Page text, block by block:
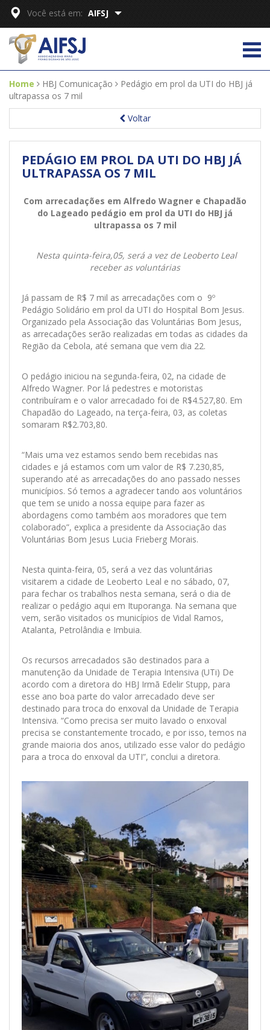
Você está em: AIFSJ
Home HBJ Comunicação
Pedágio em prol da UTI do HBJ já
ultrapassa os 7 mil
Voltar
PEDÁGIO EM PROL DA UTI DO HBJ JÁ
ULTRAPASSA OS 7 MIL
Com arrecadações em Alfredo Wagner e Chapadão
do Lageado pedágio em prol da UTI do HBJ já
ultrapassa os 7 mil
Nesta quinta-feira,05, será a vez de Leoberto Leal
receber as voluntárias
Já passam de R$ 7 mil as arrecadações com o 9º
Pedágio Solidário em prol da UTI do Hospital Bom Jesus.
Organizado pela Associação das Voluntárias Bom Jesus,
as arrecadações serão realizadas em todas as cidades da
Região da Cebola, até semana que vem dia 22.
O pedágio iniciou na segunda-feira, 02, na cidade de
Alfredo Wagner. Por lá pedestres e motoristas
contribuíram e o valor arrecadado foi de R$4.527,80. Em
Chapadão do Lageado, na terça-feira, 03, as coletas
somaram R$2.703,80.
“Mais uma vez estamos sendo bem recebidas nas
cidades e já estamos com um valor de R$ 7.230,85,
superando até as arrecadações do ano passado nesses
municípios. Só temos a agradecer tando aos voluntários
que tem se unido a nossa equipe para fazer as
abordagens como também aos moradores que tem
colaborado”, explica a presidente da Associação das
Voluntárias Bom Jesus Lucia Frieberg Morais.
Nesta quinta-feira, 05, será a vez das voluntárias
visitarem a cidade de Leoberto Leal e no sábado, 07,
para fechar os trabalhos nesta semana, será o dia de
realizar o pedágio aqui em Ituporanga. Na semana que
vem, serão visitados os municípios de Vidal Ramos,
Atalanta, Petrolândia e Imbuia.
Os recursos arrecadados são destinados para a
manutenção da Unidade de Terapia Intensiva (UTi) De
acordo com a diretora do HBJ Irmã Edelir Stupp, para
esse ano boa parte do valor arrecadado deve ser
destinado para troca do enxoval da Unidade de Terapia
Intensiva. “Como precisa ser muito lavado o enxoval
precisa se constantemente trocado, e por isso, temos na
grande maioria dos anos, utilizado esse valor do pedágio
para a troca do enxoval da UTI”, conclui a diretora.